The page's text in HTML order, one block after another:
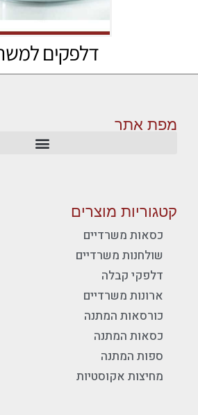
דלפקים
מפת אתר
קטגוריות מוצרים
כסאות משרדיים
שולחנות משרדיים
דלפקי קבלה
ארונות משרדיים
כורסאות המתנה
כסאות המתנה
ספות המתנה
מחיצות אקוסטיות